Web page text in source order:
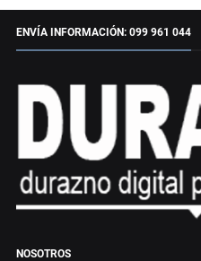
ENVÍA INFORMACIÓN: 099 961 044
NOSOTROS